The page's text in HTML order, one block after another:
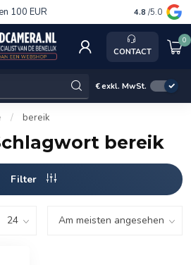
100 EUR Service,
4.8 /5.0
CONTACT
0
€exkl. MwSt.
/ bereik
bereik
Filter